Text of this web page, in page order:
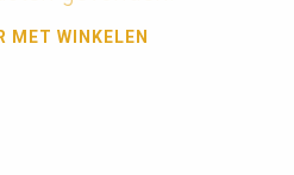
MET WINKELEN